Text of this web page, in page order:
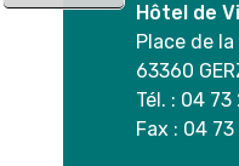
Hôtel de
Place de
63360
Tél. : 04
Fax : 04